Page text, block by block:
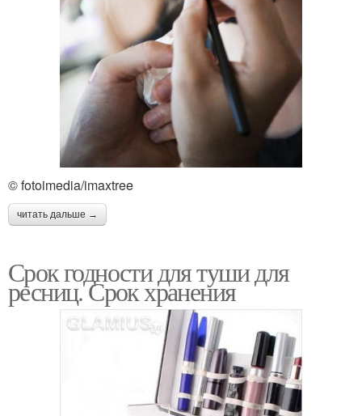
© fotoimedia/imaxtree
читать дальше →
Срок годности для туши для
ресниц. Срок хранения